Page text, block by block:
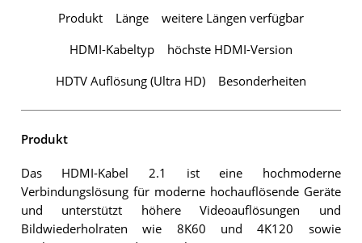
Produkt Länge weitere Längen verfügbar
HDMI-Kabeltyp höchste HDMI-Version
HDTV Auflösung (Ultra HD) Besonderheiten
Produkt
Das HDMI-Kabel 2.1 ist eine hochmoderne
Verbindungslösung für moderne hochauflösende Geräte
und unterstützt höhere Videoauflösungen und
Bildwiederholraten wie 8K60 und 4K120 sowie